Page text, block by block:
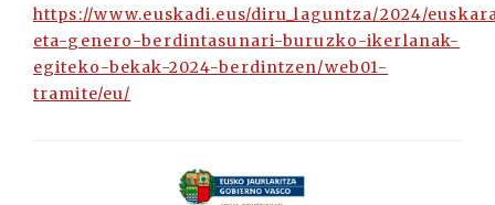
https://www.euskadi.eus/diru_laguntza/2024/
eta-genero-berdintasunari-buruzko-ikerlanak-
egiteko-bekak-2024-berdintzen/web01-
tramite/eu/